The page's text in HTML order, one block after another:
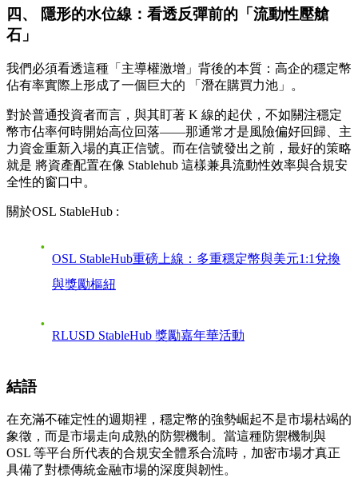
四、 隱形的水位線：看透反彈前的「流動性壓艙
石」
我們必須看透這種「主導權激增」背後的本質：高企的穩定幣
佔有率實際上形成了一個巨大的
「潛在購買力池」 。
對於普通投資者而言，與其盯著 K 線的起伏，不如關注穩定
幣市佔率何時開始高位回落——那通常才是風險偏好回歸、主
力資金重新入場的真正信號。而在信號發出之前，最好的策略
就是 將資產配置在像 Stablehub 這樣兼具流動性效率與合規安
全性的窗口中。
關於OSL StableHub :
OSL StableHub重磅上線：多重穩定幣與美元1:1兌換
與獎勵樞紐
RLUSD StableHub 獎勵嘉年華活動
結語
在充滿不確定性的週期裡，穩定幣的強勢崛起不是市場枯竭的
象徵，而是市場走向成熟的防禦機制。當這種防禦機制與
OSL 等平台所代表的合規安全體系合流時，加密市場才真正
具備了對標傳統金融市場的深度與韌性。